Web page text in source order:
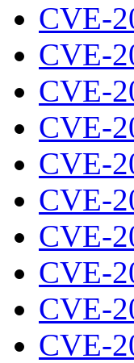
CVE-
CVE-
CVE-
CVE-
CVE-
CVE-
CVE-
CVE-
CVE-
CVE-